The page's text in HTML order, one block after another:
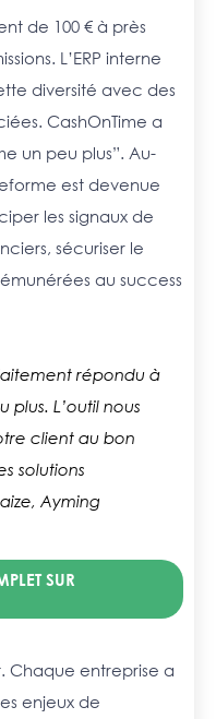
de 100 € à près
L’ERP interne
diversité avec des
CashOnTime a
un peu plus”. Au-
est devenue
les signaux de
sécuriser le
au success
répondu à
plus. L’outil nous
client au bon
solutions
Ayming
SUR
Chaque entreprise a
enjeux de